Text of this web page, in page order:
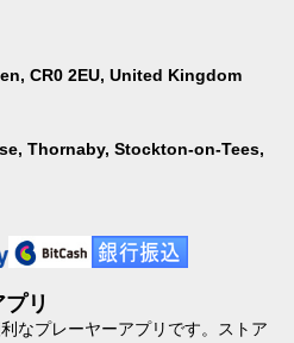
CR0 2EU, United Kingdom
Thornaby, Stockton-on-Tees,
リ
なプレーヤーアプリです。ストア